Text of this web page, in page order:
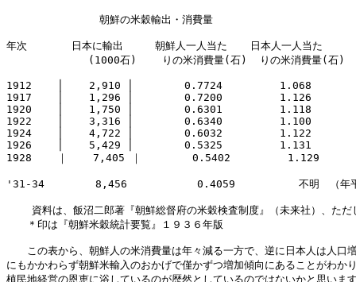
朝鮮の米穀輸出・消費量
年次       日本に輸出     朝鮮人一人当た 　 日本人一人当た
(1000石)    りの米消費量(石)  りの米消費量(石)
1912    │    2,910 │        0.7724         1.068
1917    │    1,296 │        0.7200         1.126
1920    │    1,750 │        0.6301         1.118
1922    │    3,316 │        0.6340         1.100
1924    │    4,722 │        0.6032         1.122
1926    │    5,429 │        0.5325         1.131
1928    ｜    7,405 ｜        0.5402         1.129
'31-34        8,456           0.4059          不明　（年平
資料は、飯沼二郎著『朝鮮総督府の米穀検査制度』（未来社）、ただ
＊印は『朝鮮米穀統計要覧』１９３６年版
この表から、朝鮮人の米消費量は年々減る一方で、逆に日本人は人口
にもかかわらず朝鮮米輸入のおかげで僅かずつ増加傾向にあることがわか
植民地経営の恩恵に浴しているのが歴然としているのではないかと思いま